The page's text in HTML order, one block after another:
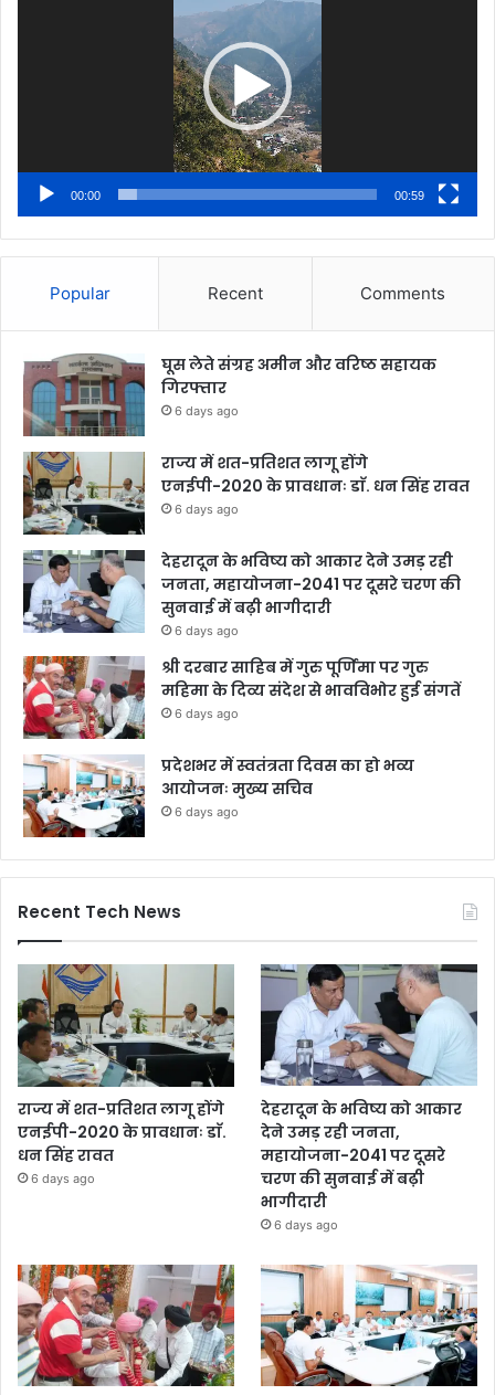
00:00 00:59
Popular Recent Comments
घूस लेते संग्रह अमीन और वरिष्ठ सहायक
गिरफ्तार
6 days ago
राज्य में शत-प्रतिशत लागू होंगे
एनईपी-2020 के प्रावधानः डाॅ. धन सिंह रावत
6 days ago
देहरादून के भविष्य को आकार देने उमड़ रही
जनता, महायोजना-2041 पर दूसरे चरण की
सुनवाई में बढ़ी भागीदारी
6 days ago
श्री दरबार साहिब में गुरु पूर्णिमा पर गुरु
महिमा के दिव्य संदेश से भावविभोर हुई संगतें
6 days ago
प्रदेशभर में स्वतंत्रता दिवस का हो भव्य
आयोजनः मुख्य सचिव
6 days ago
Recent Tech News
राज्य में शत-प्रतिशत लागू होंगे
एनईपी-2020 के प्रावधानः डाॅ.
धन सिंह रावत
6 days ago
देहरादून के भविष्य को आकार
देने उमड़ रही जनता,
महायोजना-2041 पर दूसरे
चरण की सुनवाई में बढ़ी
भागीदारी
6 days ago